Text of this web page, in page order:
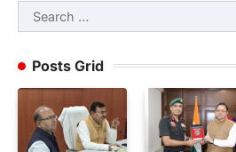
Search
for:
Posts Grid